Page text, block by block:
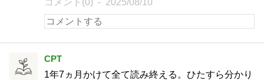
コメント(0) 2025/08/10
CPT
1年7ヵ月かけて全て読み終える。ひたすら分かり